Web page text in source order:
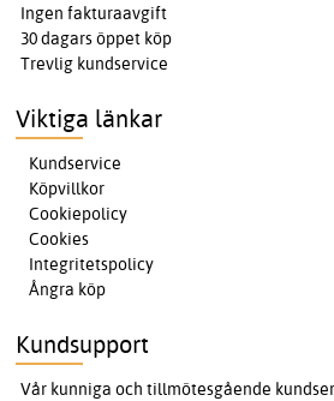
Ingen fakturaavgift
30 dagars öppet köp
Trevlig kundservice
Viktiga länkar
Kundservice
Köpvillkor
Cookiepolicy
Cookies
Integritetspolicy
Ångra köp
Kundsupport
Vår kunniga och tillmötesgående